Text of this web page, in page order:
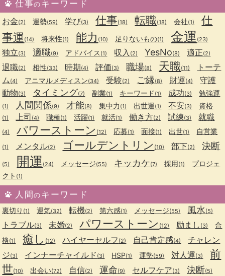
仕事のキーワード
お金(2) 運勢(59) 学び(3) 仕事(18) 転職(18) 会社(1)
仕
事運 (14) 将来性(1) 能力 (10) 足りないもの(1) 金運 (23)
独立(3) 適職(9) アドバイス (1) 収入 (2) YesNo(8) 適正(2)
退職(2) 相性(33) 時期(4) 評価(3) 職場(8) 天職(11)
トーテ
ム (4) アニマルメディスン(34) 受験(2) ご縁(8) 財運(4)
守護
動物(3) タイミング(7) 副業(1) キーワード (1) 成功(3) 勉強運
(1) 人間関係(9) 才能(8) 集中力 (1) 出世運(1) 不安(3) 資格
(1) 上司 (4) 職種(1) 活躍(1) 就活(1) 働き方(2) 試練(3) 就職
(4) パワーストーン (12) 応募(1) 面接(1) 出世(1) 自営業
(1) メンタル(2) ゴールデントリン (10) 部下(2) 決断
(5) 開運 (24) メッセージ(55) キッカケ(7) 採用(1)
プロジェ
クト (1)
人間のキーワード
裏切り (1) 運気(32) 転機(2) 第六感(1) メッセージ(55) 風水(5)
トラブル(3) 未婚(2) パワーストーン (12) 励まし (3)
合
格(1) 癒し (12) ハイヤーセルフ (2) 自己肯定感(4)
チャレン
ジ(3) インナーチャイルド (3) HSP(1) 運勢(59) 対人運(3)
前
世(10) 出会い(72) 自信(2) 運命(9) セルフケア(3) 決断(5)